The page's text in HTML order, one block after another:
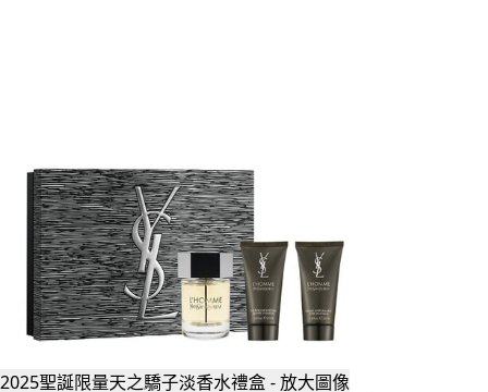
2025聖誕限量天之驕子淡香水禮盒 - 放大圖像